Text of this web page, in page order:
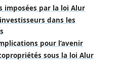
imposées par la loi Alur
dans les
pour l’avenir
sous la loi Alur